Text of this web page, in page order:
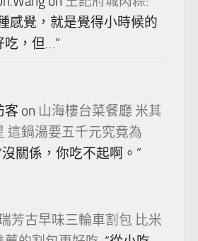
感覺，就是覺得小時候的
吃，但…”
客 on 山海樓台菜餐廳 米其
這鍋湯要五千元究竟為
沒關係，你吃不起啊。 ”
芳古早味三輪車割包 比米